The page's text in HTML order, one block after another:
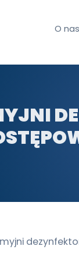
O nas